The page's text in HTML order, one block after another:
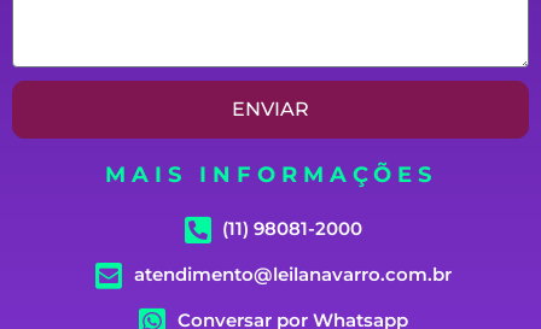
ENVIAR
MAIS INFORMAÇÕES
(11) 98081-2000
atendimento@leilanavarro.com.br
Conversar por Whatsapp